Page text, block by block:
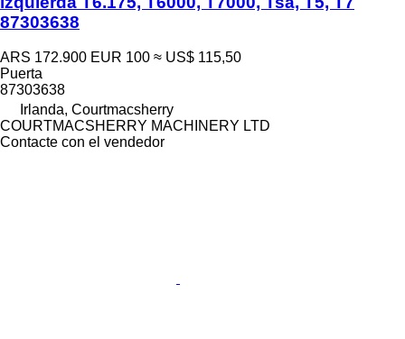
87303638
ARS 172.900 EUR 100 ≈ US$ 115,50
Puerta
87303638
Irlanda, Courtmacsherry
COURTMACSHERRY MACHINERY LTD
Contacte con el vendedor